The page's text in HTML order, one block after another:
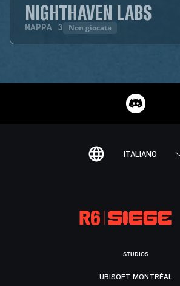
NIGHTHAVEN LABS
MAPPA 3 Non giocata
ITALIANO
STUDIOS
UBISOFT MONTRÉAL